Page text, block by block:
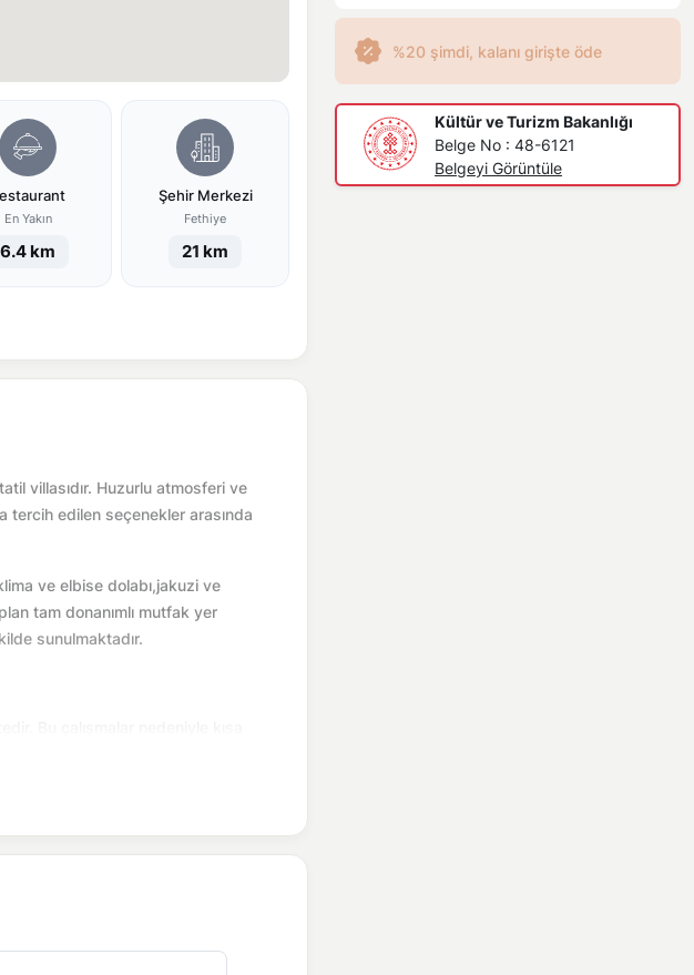
En Yakın
6.4 km
Şehir Merkezi
Fethiye
21 km
villasıdır. Huzurlu atmosferi ve
tercih edilen seçenekler arasında
ve elbise dolabı,jakuzi ve
tam donanımlı mutfak yer
sunulmaktadır.
%20 şimdi, kalanı girişte öde
Kültür ve Turizm Bakanlığı
Belge No : 48-6121
Belgeyi Görüntüle